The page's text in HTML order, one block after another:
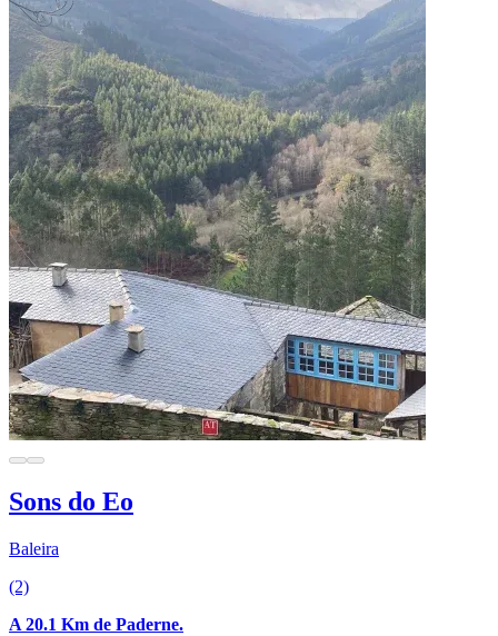
Sons do Eo
Baleira
(2)
A 20.1 Km de Paderne.